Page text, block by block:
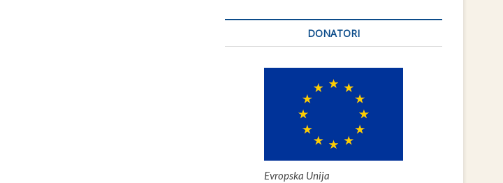
DONATORI
Evropska Unija